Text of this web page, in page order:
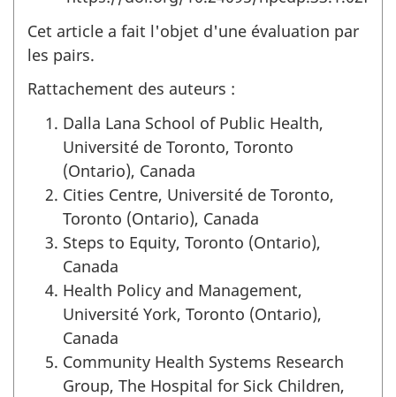
Cet article a fait l'objet d'une évaluation par
les pairs.
Rattachement des auteurs :
Dalla Lana School of Public Health,
Université de Toronto, Toronto
(Ontario), Canada
Cities Centre, Université de Toronto,
Toronto (Ontario), Canada
Steps to Equity, Toronto (Ontario),
Canada
Health Policy and Management,
Université York, Toronto (Ontario),
Canada
Community Health Systems Research
Group, The Hospital for Sick Children,